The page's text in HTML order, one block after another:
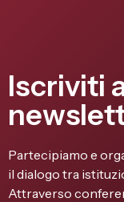
Iscriviti
Partecipiamo e
il dialogo tra
Attraverso